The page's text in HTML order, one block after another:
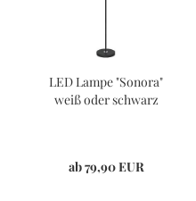
LED Lampe "Sonora"
weiß oder schwarz
ab 79,90 EUR